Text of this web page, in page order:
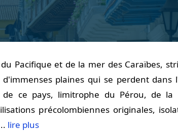
Pacifique et de la mer des Caraïbes,
plaines qui se perdent dans
ce pays, limitrophe du Pérou, de la
précolombiennes originales,
lire plus